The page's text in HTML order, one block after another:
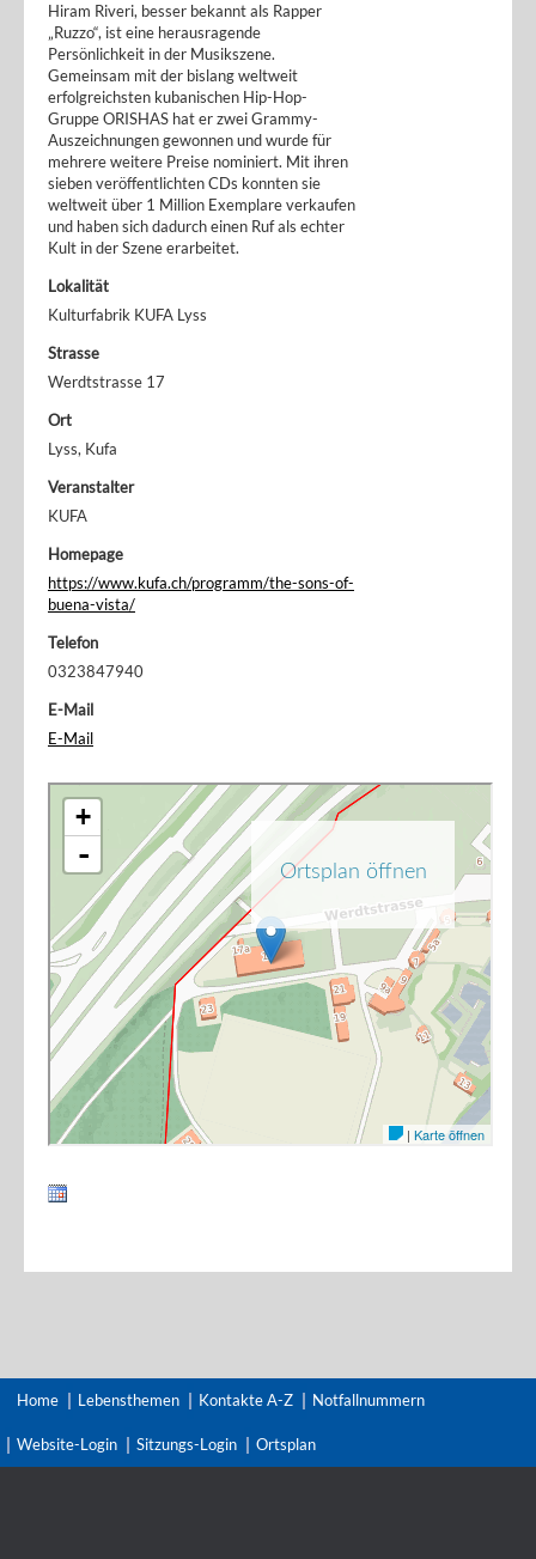
Hiram Riveri, besser bekannt als Rapper
„Ruzzo“, ist eine herausragende
Persönlichkeit in der Musikszene.
Gemeinsam mit der bislang weltweit
erfolgreichsten kubanischen Hip-Hop-
Gruppe ORISHAS hat er zwei Grammy-
Auszeichnungen gewonnen und wurde für
mehrere weitere Preise nominiert. Mit ihren
sieben veröffentlichten CDs konnten sie
weltweit über 1 Million Exemplare verkaufen
und haben sich dadurch einen Ruf als echter
Kult in der Szene erarbeitet.
Lokalität
Kulturfabrik KUFA Lyss
Strasse
Werdtstrasse 17
Ort
Lyss, Kufa
Veranstalter
KUFA
Homepage
https://www.kufa.ch/programm/the-sons-of-
buena-vista/
Telefon
0323847940
E-Mail
E-Mail
Home Lebensthemen Kontakte A-Z Notfallnummern
Website-Login Sitzungs-Login Ortsplan